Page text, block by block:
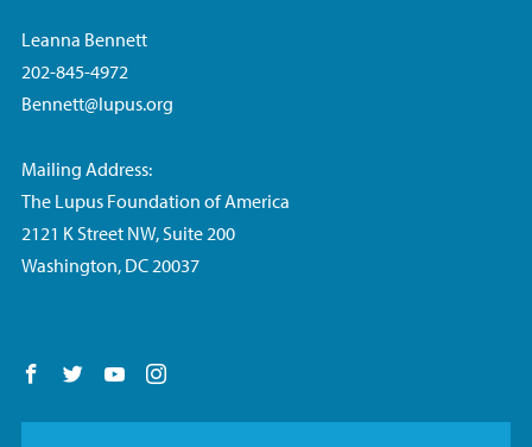
Leanna Bennett
202-845-4972
Bennett@lupus.org
Mailing Address:
The Lupus Foundation of America
2121 K Street NW, Suite 200
Washington, DC 20037
Follow us on Facebook
Follow us on Twitter
Follow us on YouTube